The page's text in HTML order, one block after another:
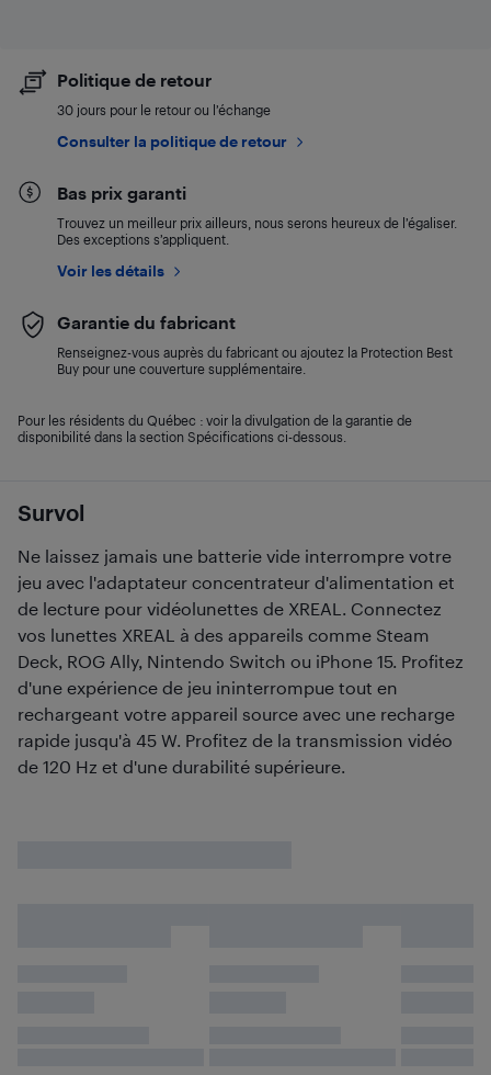
Survol
Ne laissez jamais une batterie vide interrompre votre
jeu avec l'adaptateur concentrateur d'alimentation et
de lecture pour vidéolunettes de XREAL. Connectez
vos lunettes XREAL à des appareils comme Steam
Deck, ROG Ally, Nintendo Switch ou iPhone 15. Profitez
d'une expérience de jeu ininterrompue tout en
rechargeant votre appareil source avec une recharge
rapide jusqu'à 45 W. Profitez de la transmission vidéo
de 120 Hz et d'une durabilité supérieure.
Politique de retour
30 jours pour le retour ou l’échange
Consulter la politique de retour
Bas prix garanti
Trouvez un meilleur prix ailleurs, nous serons heureux de l’égaliser.
Des exceptions s’appliquent.
Voir les détails
Garantie du fabricant
Renseignez-vous auprès du fabricant ou ajoutez la Protection Best
Buy pour une couverture supplémentaire.
Pour les résidents du Québec : voir la divulgation de la garantie de
disponibilité dans la section Spécifications ci-dessous.